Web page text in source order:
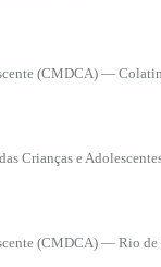
(CMDCA) —
Crianças e
(CMDCA) — Rio de